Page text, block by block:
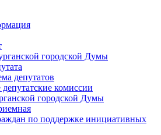
городской Думы
депутатов
комиссии
городской Думы
по поддержке инициативных